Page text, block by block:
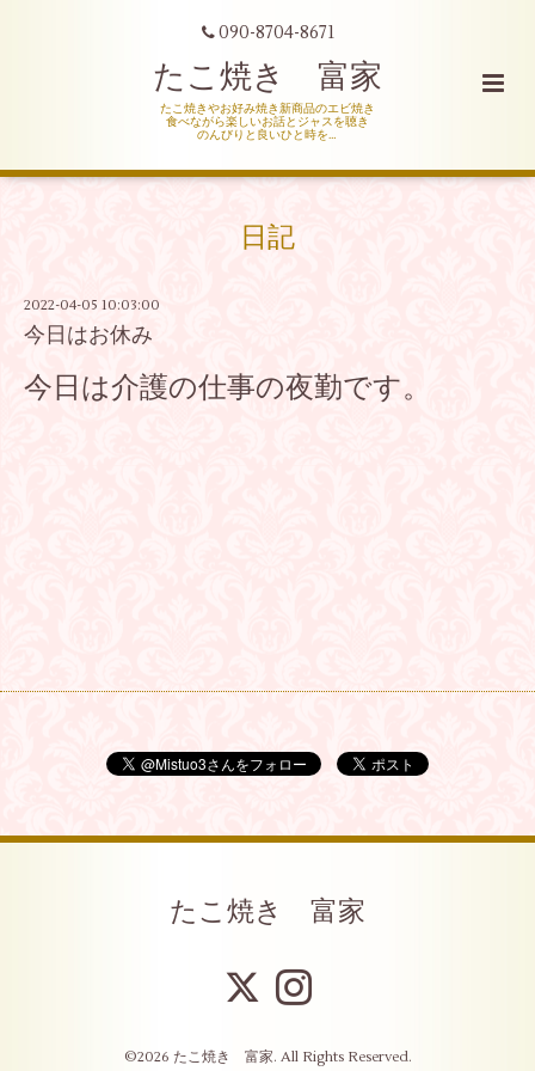
090-8704-8671
たこ焼き 富家
たこ焼きやお好み焼き新商品のエビ焼き
食べながら楽しいお話とジャスを聴き
のんびりと良いひと時を…
日記
2022-04-05 10:03:00
今日はお休み
今日は介護の仕事の夜勤です。
たこ焼き 富家
©2026 たこ焼き 富家. All Rights Reserved.